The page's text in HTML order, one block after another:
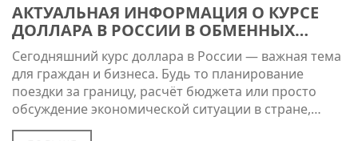
АКТУАЛЬНАЯ ИНФОРМАЦИЯ О КУРСЕ
ДОЛЛАРА В РОССИИ В ОБМЕННЫХ
ПУНКТАХ
Сегодняшний курс доллара в России — важная тема
для граждан и бизнеса. Будь то планирование
поездки за границу, расчёт бюджета или просто
обсуждение экономической ситуации в стране,
знание курса валюты играет ключевую роль. Эта